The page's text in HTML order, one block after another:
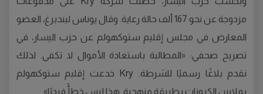
مزدوجة عن نحو 167 ألف حالة رعاية. وقال يوناس ليندبرغ، العضو
المعارض في مجلس إقليم ستوكهولم عن حزب اليسار، في
تصريح صحفي: «المطالبة باستعادة الأموال لا تكفي. لذلك
نقدم بلاغًا رسميًا للشرطة. Kry خدعت إقليم ستوكهولم
بملايين الكرونات بطريقة منهجية. هذا ليس خطأً فرديًا».